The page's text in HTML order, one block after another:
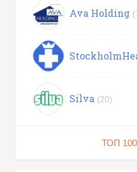
Ava Holding
Silva (20)
ТОП